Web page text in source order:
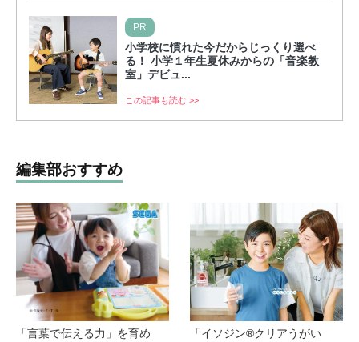
PR
小学校に慣れた今だからじっくり選べ
る！ 小学１年生夏休みからの「音楽教
室」デビュ...
この記事も読む >>
編集部おすすめ
「言葉で伝える力」を育め
「イソジン®クリアうがい